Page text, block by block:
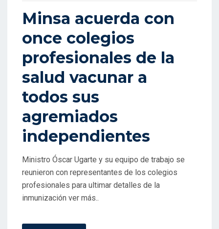
C
A
D
E
N
Minsa acuerda con
once colegios
profesionales de la
salud vacunar a
todos sus
agremiados
independientes
Ministro Óscar Ugarte y su equipo de trabajo se
reunieron con representantes de los colegios
profesionales para ultimar detalles de la
inmunización ver más..